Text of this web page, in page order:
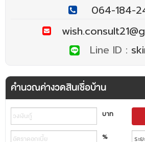
064-184-
Line ID :
คำนวณค่างวดสินเชื่อบ้าน
บาท
%